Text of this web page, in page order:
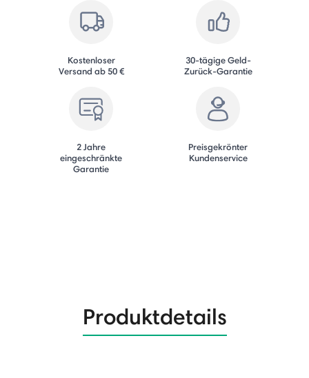
Kostenloser
Versand ab 50 €
30-tägige Geld-
Zurück-Garantie
2 Jahre
eingeschränkte
Garantie
Preisgekrönter
Kundenservice
Produktdetails